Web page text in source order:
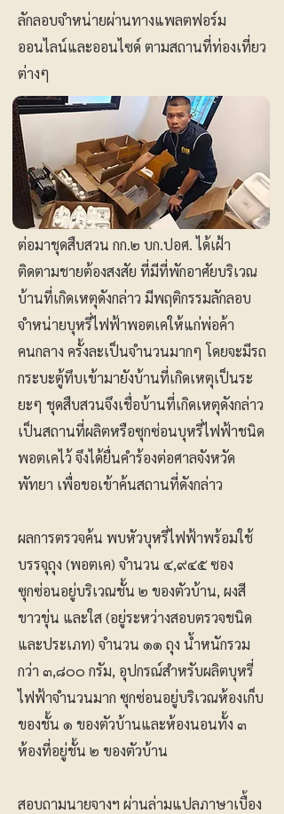
ลักลอบจำหน่ายผ่านทางแพลตฟอร์ม
ออนไลน์และออนไซด์ ตามสถานที่ท่องเที่ยว
ต่างๆ
ต่อมาชุดสืบสวน กก.๒ บก.ปอศ. ได้เฝ้า
ติดตามชายต้องสงสัย ที่มีที่พักอาศัยบริเวณ
บ้านที่เกิดเหตุดังกล่าว มีพฤติกรรมลักลอบ
จำหน่ายบุหรี่ไฟฟ้าพอตเคให้แก่พ่อค้า
คนกลาง ครั้งละเป็นจำนวนมากๆ โดยจะมีรถ
กระบะตู้ทึบเข้ามายังบ้านที่เกิดเหตุเป็นระ
ยะๆ ชุดสืบสวนจึงเชื่อบ้านที่เกิดเหตุดังกล่าว
เป็นสถานที่ผลิตหรือซุกซ่อนบุหรี่ไฟฟ้าชนิด
พอตเคไว้ จึงได้ยื่นคำร้องต่อศาลจังหวัด
พัทยา เพื่อขอเข้าค้นสถานที่ดังกล่าว
ผลการตรวจค้น พบหัวบุหรี่ไฟฟ้าพร้อมใช้
บรรจุถุง (พอตเค) จำนวน ๔,๙๔๕ ซอง
ซุกซ่อนอยู่บริเวณชั้น ๒ ของตัวบ้าน, ผงสี
ขาวขุ่น และใส (อยู่ระหว่างสอบตรวจชนิด
และประเภท) จำนวน ๑๑ ถุง น้ำหนักรวม
กว่า ๓,๘๐๐ กรัม, อุปกรณ์สำหรับผลิตบุหรี่
ไฟฟ้าจำนวนมาก ซุกซ่อนอยู่บริเวณห้องเก็บ
ของชั้น ๑ ของตัวบ้านและห้องนอนทั้ง ๓
ห้องที่อยู่ชั้น ๒ ของตัวบ้าน
สอบถามนายจางฯ ผ่านล่ามแปลภาษาเบื้อง